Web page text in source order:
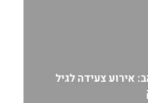
אירוע צעידה לגיל